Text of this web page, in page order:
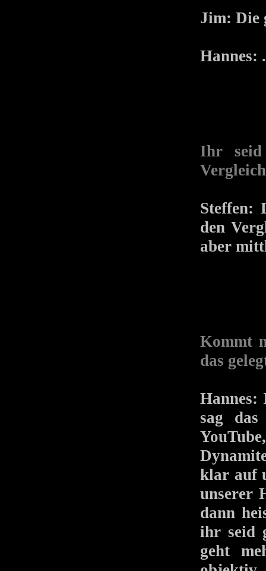
Jim: Die
Hannes:
Ihr
Steffen:
den
aber
Kommt
das
Hannes:
sag
klar auf
unserer
dann
ihr seid
geht